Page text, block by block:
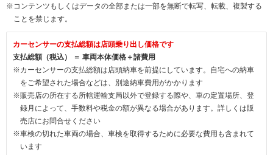
※コンテンツもしくはデータの全部または一部を無断で転写、転載、複製する
ことを禁じます。
カーセンサーの支払総額は店頭乗り出し価格です
支払総額（税込） ＝ 車両本体価格＋諸費用
※カーセンサーの支払総額は店頭納車を前提にしています。自宅への納車
をご希望された場合などは、別途納車費用がかかります
※販売店の所在する所轄運輸支局以外で登録する際や、車の定置場所、登
録月によって、手数料や税金の額が異なる場合があります。詳しくは販
売店にお問合せください
※車検の切れた車両の場合、車検を取得するために必要な費用も含まれて
います